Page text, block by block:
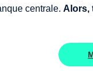
centrale. Alors,